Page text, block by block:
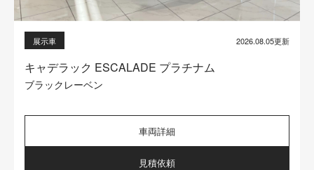
展示車 2026.08.05更新
キャデラック ESCALADE プラチナム
ブラックレーベン
車両詳細
見積依頼